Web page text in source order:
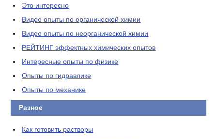
Это интересно
Видео опыты по органической химии
Видео опыты по неорганической химии
РЕЙТИНГ эффектных химических опытов
Интересные опыты по физике
Опыты по гидравлике
Опыты по механике
Разное
Как готовить растворы